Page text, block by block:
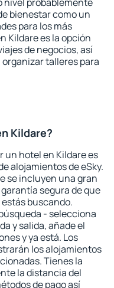
bienestar como un
para los más
Kildare es la opción
de negocios, así
talleres para
Kildare?
un hotel en Kildare es
alojamientos de eSky.
se incluyen una gran
segura de que
buscando.
- selecciona
y salida, añade el
y ya está. Los
los alojamientos
Tienes la
la distancia del
de pago así